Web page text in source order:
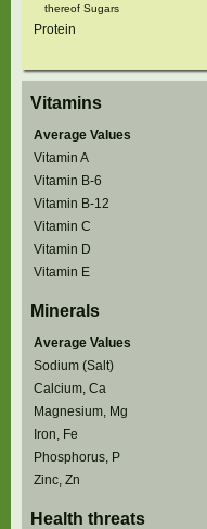
thereof Sugars
Protein
Vitamins
Average Values
Vitamin A
Vitamin B-6
Vitamin B-12
Vitamin C
Vitamin D
Vitamin E
Minerals
Average Values
Sodium (Salt)
Calcium, Ca
Magnesium, Mg
Iron, Fe
Phosphorus, P
Zinc, Zn
Health threats